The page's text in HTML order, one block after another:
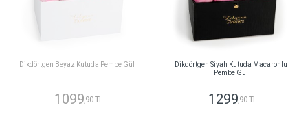
Dikdörtgen Beyaz Kutuda Pembe Gül
1099,90 TL
Dikdörtgen Siyah Kutuda Macaronlu
Pembe Gül
1299,90 TL